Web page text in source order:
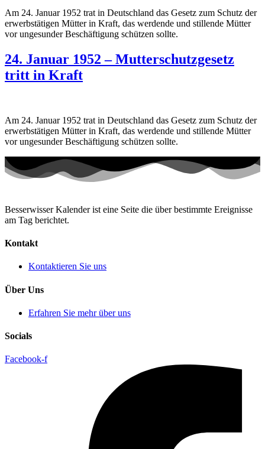
Am 24. Januar 1952 trat in Deutschland das Gesetz zum Schutz der
erwerbstätigen Mütter in Kraft, das werdende und stillende Mütter
vor ungesunder Beschäftigung schützen sollte.
24. Januar 1952 – Mutterschutzgesetz
tritt in Kraft
Am 24. Januar 1952 trat in Deutschland das Gesetz zum Schutz der
erwerbstätigen Mütter in Kraft, das werdende und stillende Mütter
vor ungesunder Beschäftigung schützen sollte.
Besserwisser Kalender ist eine Seite die über bestimmte Ereignisse
am Tag berichtet.
Kontakt
Kontaktieren Sie uns
Über Uns
Erfahren Sie mehr über uns
Socials
Facebook-f